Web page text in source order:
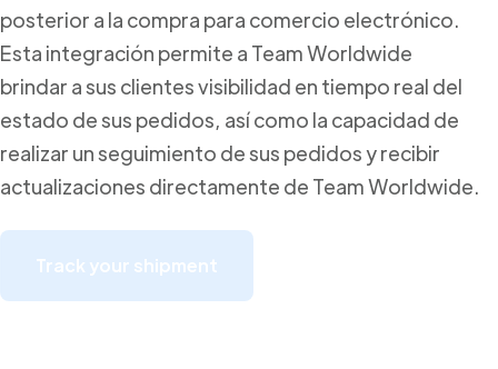
posterior a la compra para comercio electrónico.
Esta integración permite a Team Worldwide
brindar a sus clientes visibilidad en tiempo real del
estado de sus pedidos, así como la capacidad de
realizar un seguimiento de sus pedidos y recibir
actualizaciones directamente de Team Worldwide.
Track your shipment